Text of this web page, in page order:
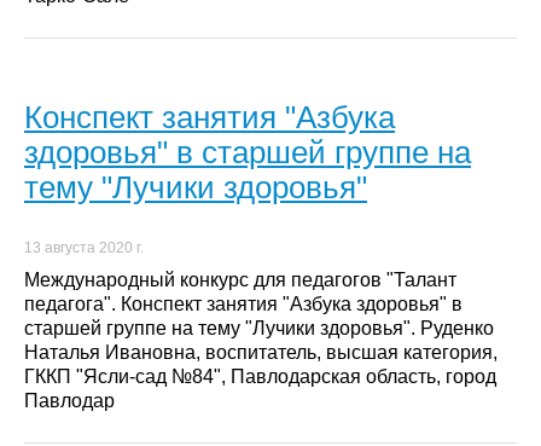
Конспект занятия "Азбука
здоровья" в старшей группе на
тему "Лучики здоровья"
13 августа 2020 г.
Международный конкурс для педагогов "Талант
педагога". Конспект занятия "Азбука здоровья" в
старшей группе на тему "Лучики здоровья". Руденко
Наталья Ивановна, воспитатель, высшая категория,
ГККП "Ясли-сад №84", Павлодарская область, город
Павлодар